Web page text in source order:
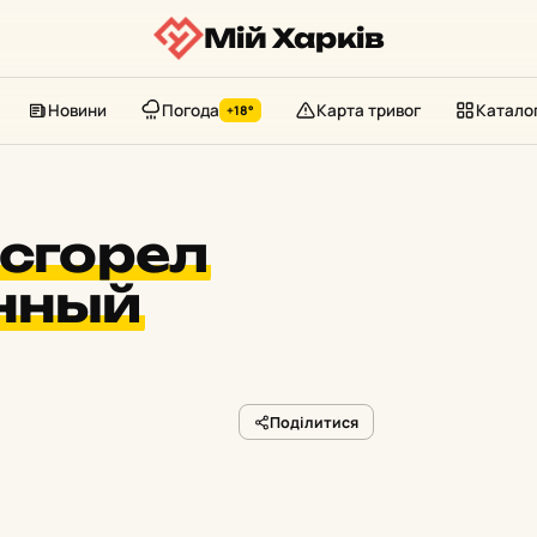
Мій Харків
Новини Погода +18° Карта тривог
Поділитися